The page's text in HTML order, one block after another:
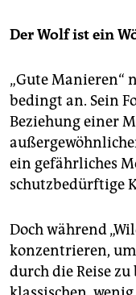
Der Wolf ist ein
„Gute Manieren“
bedingt an. Sein
Beziehung einer
ein gefährliches
schutzbedürftige
Doch während
konzentrieren,
durch die Reise